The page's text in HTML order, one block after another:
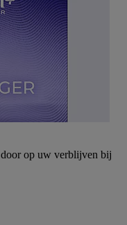
door op uw verblijven bij